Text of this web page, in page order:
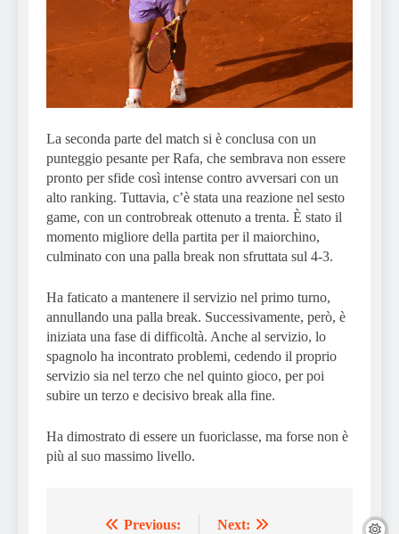
La seconda parte del match si è conclusa con un
punteggio pesante per Rafa, che sembrava non essere
pronto per sfide così intense contro avversari con un
alto ranking. Tuttavia, c’è stata una reazione nel sesto
game, con un controbreak ottenuto a trenta. È stato il
momento migliore della partita per il maiorchino,
culminato con una palla break non sfruttata sul 4-3.
Ha faticato a mantenere il servizio nel primo turno,
annullando una palla break. Successivamente, però, è
iniziata una fase di difficoltà. Anche al servizio, lo
spagnolo ha incontrato problemi, cedendo il proprio
servizio sia nel terzo che nel quinto gioco, per poi
subire un terzo e decisivo break alla fine.
Ha dimostrato di essere un fuoriclasse, ma forse non è
più al suo massimo livello.
Previous: Next: